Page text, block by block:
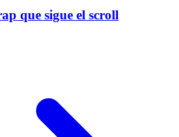
que sigue el scroll